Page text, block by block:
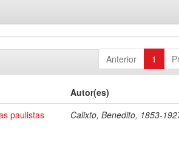
Anterior 1
Autor(es)
paulistas Calixto, Benedito, 1853-